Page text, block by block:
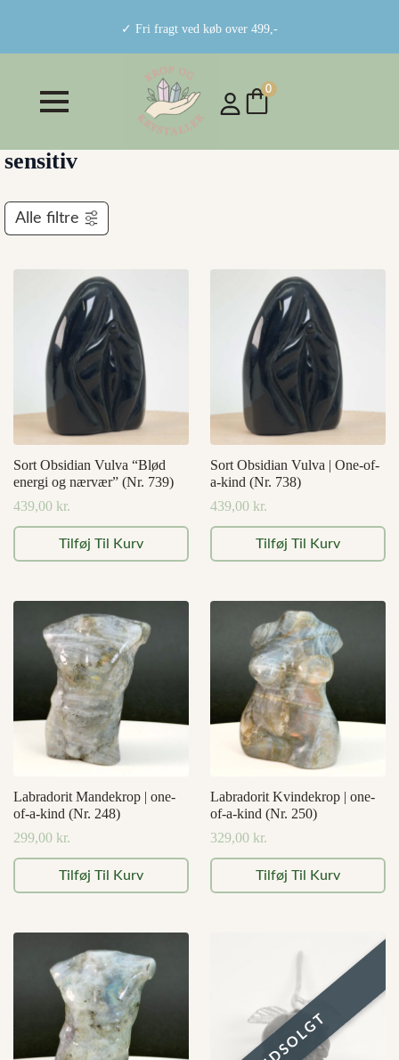
✓ Fri fragt ved køb over 499,-
0
sensitiv
Alle filtre
Sort Obsidian Vulva “Blød
energi og nærvær” (Nr. 739)
439,00 kr.
Tilføj Til Kurv
Sort Obsidian Vulva | One-of-
a-kind (Nr. 738)
439,00 kr.
Tilføj Til Kurv
Labradorit Mandekrop | one-
of-a-kind (Nr. 248)
299,00 kr.
Tilføj Til Kurv
Labradorit Kvindekrop | one-
of-a-kind (Nr. 250)
329,00 kr.
Tilføj Til Kurv